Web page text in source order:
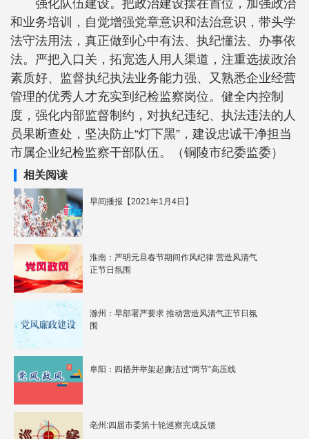
强化队伍建设。把政治建设摆在首位，加强政治
和业务培训，自觉增强党章意识和法治意识，带头学
法守法用法，真正做到心中有法、执纪懂法、办事依
法。严把入口关，拓宽选人用人渠道，注重选拔政治
素质好、监督执纪执法业务能力强、又熟悉企业经营
管理的优秀人才充实到纪检监察岗位。健全内控制
度，强化内部监督制约，对执纪违纪、执法违法的人
员果断查处，坚决防止“灯下黑”，建设忠诚干净担当
市属企业纪检监察干部队伍。（铜陵市纪委监委）
相关阅读
早间播报【2021年1月4日】
淮南：严明元旦春节期间作风纪律 营造风清气
正节日氛围
滁州：早部署严要求 推动营造风清气正节日氛
围
阜阳：四措并举架起廉洁过“两节”高压线
亳州:四届市委第十轮巡察完成反馈